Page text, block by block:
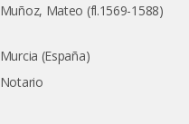
Muñoz, Mateo (fl.1569-1588)
Murcia (España)
Notario